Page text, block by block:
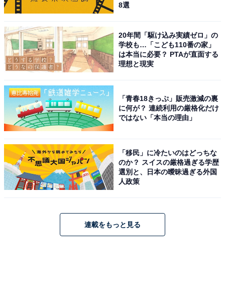
8選
20年間「駆け込み実績ゼロ」の
学校も…「こども110番の家」
は本当に必要？ PTAが直面する
理想と現実
「青春18きっぷ」販売激減の裏
に何が？ 連続利用の厳格化だけ
ではない「本当の理由」
「移民」に冷たいのはどっちな
のか？ スイスの厳格過ぎる学歴
選別と、日本の曖昧過ぎる外国
人政策
連載をもっと見る